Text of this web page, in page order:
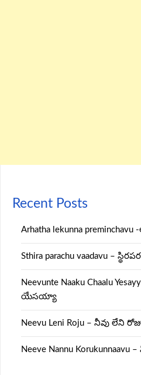
Recent Posts
Arhatha lekunna
Sthira parachu vaadavu –
Neevunte Naaku Chaalu
యేసయ్యా
Neevu Leni Roju – నీవు లేని
Neeve Nannu Korukunnaavu